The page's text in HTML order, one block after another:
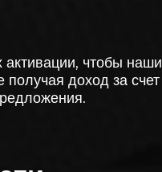
чтобы наши
доход за счет